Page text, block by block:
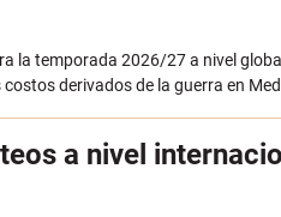
la temporada 2026/27 a nivel
derivados de la guerra en
a nivel